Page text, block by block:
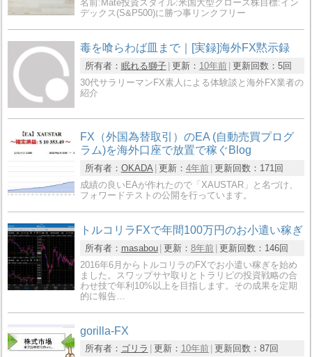
名前:Mate投資スタイル:米国大型グロース株目標:イン
デックス(S&P500)に勝つ事リンクフリー
毒を喰らわば皿まで｜[実録]海外FX黙示録
所有者： 眠れる獅子 更新： 10年前 更新回数： 5回
30代サラリーマンFX素人による体験談と海外FX業者の
紹介
FX（外国為替取引）のEA (自動売買プログ
ラム)を海外口座で放置で稼ぐBlog
所有者： OKADA 更新： 4年前 更新回数： 171回
成績の良いEAが作れたので「XAUSTAR」と名づけ、
フォワードテストの公開を行っています。
トルコリラFXで年間100万円のお小遣い稼ぎ
所有者： masabou 更新： 8年前 更新回数： 146回
2016年6月からトルコリラのFXでお小遣い稼ぎを始め
ました。スワップサヤ取りとトラリピの投資戦略の合
わせ技で年利10%以上を目指します。その成果を定期
的に報告…
gorilla-FX
所有者： ゴリラ 更新： 10年前 更新回数： 87回